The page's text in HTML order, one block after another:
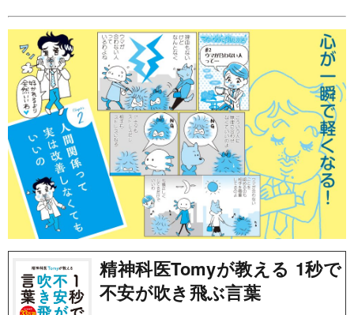
精神科医Tomyが教える 1秒で
不安が吹き飛ぶ言葉